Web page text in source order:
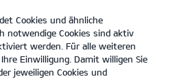
KONTAKT
Cookies und ähnliche
notwendige Cookies sind aktiv
werden. Für alle weiteren
Einwilligung. Damit willigen Sie
jeweiligen Cookies und